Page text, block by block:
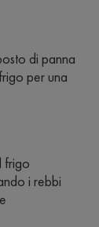
di panna
per una
frigo
i rebbi